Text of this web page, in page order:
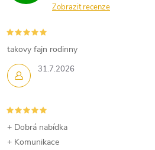
Zobrazit recenze
31.7.2026
takovy fajn rodinny
+ Dobrá nabídka
+ Komunikace